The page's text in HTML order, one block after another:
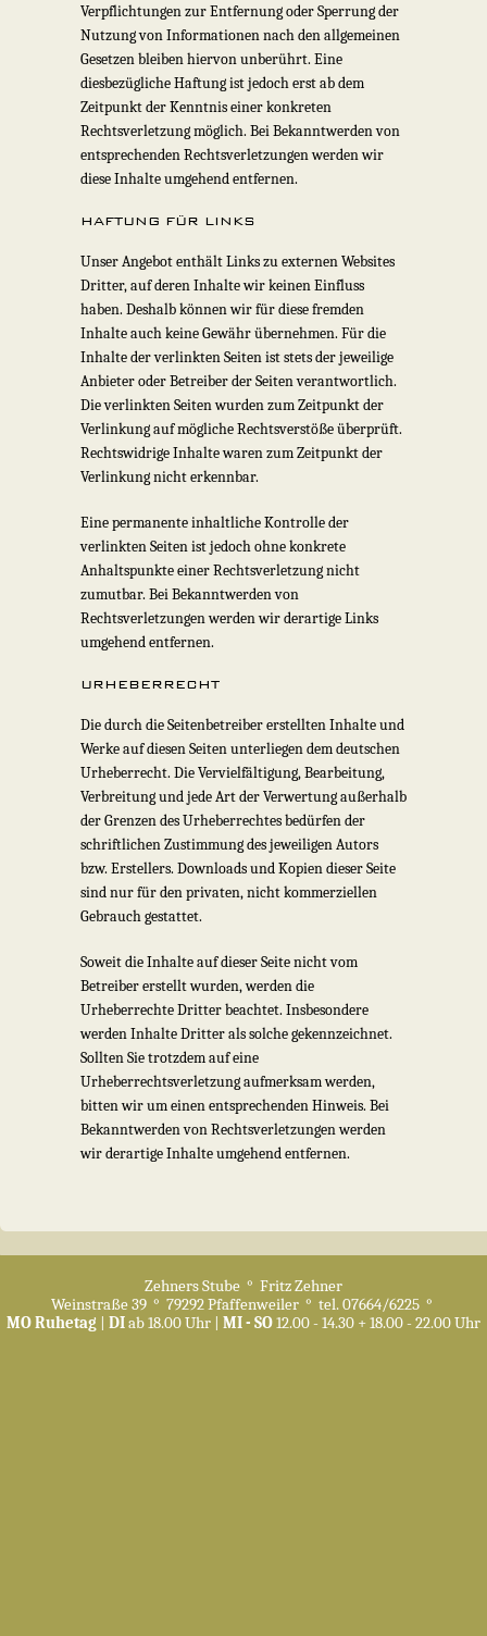
Verpflichtungen zur Entfernung oder Sperrung der
Nutzung von Informationen nach den allgemeinen
Gesetzen bleiben hiervon unberührt. Eine
diesbezügliche Haftung ist jedoch erst ab dem
Zeitpunkt der Kenntnis einer konkreten
Rechtsverletzung möglich. Bei Bekanntwerden von
entsprechenden Rechtsverletzungen werden wir
diese Inhalte umgehend entfernen.
HAFTUNG FÜR LINKS
Unser Angebot enthält Links zu externen Websites
Dritter, auf deren Inhalte wir keinen Einfluss
haben. Deshalb können wir für diese fremden
Inhalte auch keine Gewähr übernehmen. Für die
Inhalte der verlinkten Seiten ist stets der jeweilige
Anbieter oder Betreiber der Seiten verantwortlich.
Die verlinkten Seiten wurden zum Zeitpunkt der
Verlinkung auf mögliche Rechtsverstöße überprüft.
Rechtswidrige Inhalte waren zum Zeitpunkt der
Verlinkung nicht erkennbar.
Eine permanente inhaltliche Kontrolle der
verlinkten Seiten ist jedoch ohne konkrete
Anhaltspunkte einer Rechtsverletzung nicht
zumutbar. Bei Bekanntwerden von
Rechtsverletzungen werden wir derartige Links
umgehend entfernen.
URHEBERRECHT
Die durch die Seitenbetreiber erstellten Inhalte und
Werke auf diesen Seiten unterliegen dem deutschen
Urheberrecht. Die Vervielfältigung, Bearbeitung,
Verbreitung und jede Art der Verwertung außerhalb
der Grenzen des Urheberrechtes bedürfen der
schriftlichen Zustimmung des jeweiligen Autors
bzw. Erstellers. Downloads und Kopien dieser Seite
sind nur für den privaten, nicht kommerziellen
Gebrauch gestattet.
Soweit die Inhalte auf dieser Seite nicht vom
Betreiber erstellt wurden, werden die
Urheberrechte Dritter beachtet. Insbesondere
werden Inhalte Dritter als solche gekennzeichnet.
Sollten Sie trotzdem auf eine
Urheberrechtsverletzung aufmerksam werden,
bitten wir um einen entsprechenden Hinweis. Bei
Bekanntwerden von Rechtsverletzungen werden
wir derartige Inhalte umgehend entfernen.
Cookie-Einstellungen
Impressum |Datenschutz
Zehners Stube ° Fritz Zehner
Weinstraße 39 ° 79292 Pfaffenweiler ° tel. 07664/6225 °
MO Ruhetag | DIab 18.00 Uhr | MI - SO12.00 - 14.30 + 18.00 - 22.00 Uhr